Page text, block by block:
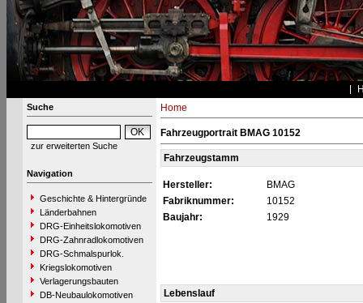
Suche
zur erweiterten Suche
Navigation
Geschichte & Hintergründe
Länderbahnen
DRG-Einheitslokomotiven
DRG-Zahnradlokomotiven
DRG-Schmalspurlok.
Kriegslokomotiven
Verlagerungsbauten
DB-Neubaulokomotiven
Home
Fahrzeugportrait BMAG 10152
Fahrzeugstamm
Hersteller:
BMAG
Fabriknummer:
10152
Baujahr:
1929
Lebenslauf